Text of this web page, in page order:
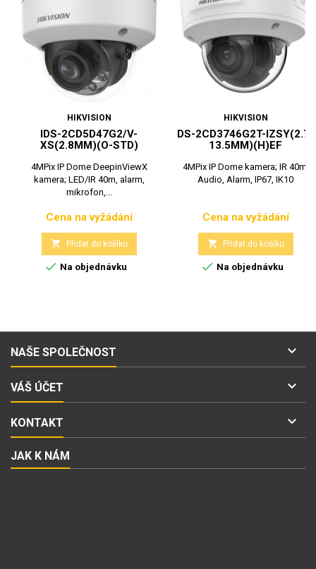
HIKVISION
IDS-2CD5D47G2/V-
XS(2.8MM)(O-STD)
4MPix IP Dome DeepinViewX
kamera; LED/IR 40m, alarm,
mikrofon,...
Cena
Cena na vyžádání
 Přidat do košíku
 Na objednávku
HIKVISION
DS-2CD3746G2T-IZSY(2.7-
13.5MM)(H)EF
4MPix IP Dome kamera; IR 40m,
Audio, Alarm, IP67, IK10
Cena
Cena na vyžádání
 Přidat do košíku
 Na objednávku
NAŠE SPOLEČNOST 
VÁŠ ÚČET 
KONTAKT 
JAK K NÁM